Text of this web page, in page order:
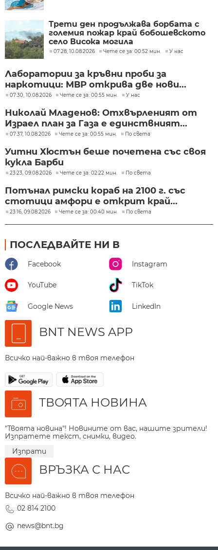
Трети ден продължава борбата с
големия пожар край бобошевското
село Висока могила
07:28, 10.08.2026 Чете се за: 00:52 мин. У нас
Лаборатории за кръвни проби за
наркотици: МВР открива две нови...
07:30, 10.08.2026 Чете се за: 00:55 мин. У нас
Николай Младенов: Отхвърленият от
Израел план за Газа е единствният...
07:37, 10.08.2026 Чете се за: 00:55 мин. По света
Уитни Хюстън беше почетена със своя
кукла Барби
23:23, 09.08.2026 Чете се за: 02:22 мин. По света
Потънал римски кораб на 2100 г. със
стотици амфори е открит край...
23:16, 09.08.2026 Чете се за: 00:40 мин. По света
ПОСЛЕДВАЙТЕ НИ В
Facebook Instagram
YouTube TikTok
Google News LinkedIn
BNT NEWS APP
Всичко най-важно в твоя телефон
ТВОЯТА НОВИНА
"Твоята новина"! Новините от вас, нашите зрители!
Изпратете текст, снимки, видео.
Изпрати
ВРЪЗКА С НАС
Всичко най-важно в твоя телефон
02 814 2100
news@bnt.bg